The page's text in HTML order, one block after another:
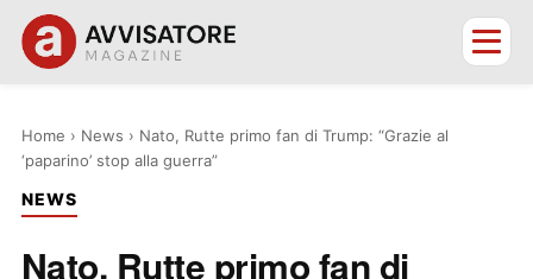
Home › News › Nato, Rutte primo fan di Trump: “Grazie al
‘paparino’ stop alla guerra”
NEWS
Nato, Rutte primo fan di